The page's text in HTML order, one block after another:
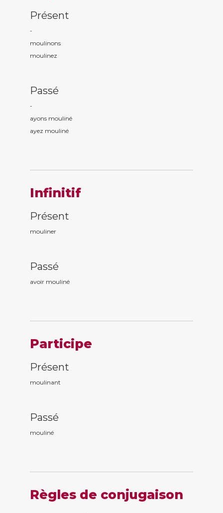
Présent
-
moulinons
moulinez
Passé
-
ayons mouliné
ayez mouliné
Infinitif
Présent
mouliner
Passé
avoir mouliné
Participe
Présent
moulinant
Passé
mouliné
Règles de conjugaison